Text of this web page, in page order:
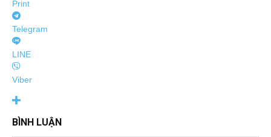
Print
Telegram
LINE
Viber
BÌNH LUẬN